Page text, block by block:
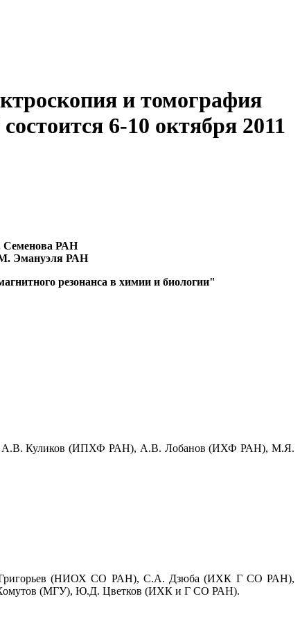
и томография
6-10 октября 2011
Семенова РАН
Эмануэля РАН
резонанса в химии и биологии"
А.В. Куликов (ИПХФ РАН), А.В. Лобанов (ИХФ РАН), М.Я.
(НИОХ СО РАН), С.А. Дзюба (ИХК Г СО РАН),
(МГУ), Ю.Д. Цветков (ИХК и Г СО РАН).